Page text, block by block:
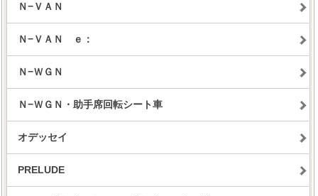
Ｎ−ＶＡＮ
Ｎ−ＶＡＮ ｅ：
Ｎ−ＷＧＮ
Ｎ−ＷＧＮ・助手席回転シート車
オデッセイ
PRELUDE